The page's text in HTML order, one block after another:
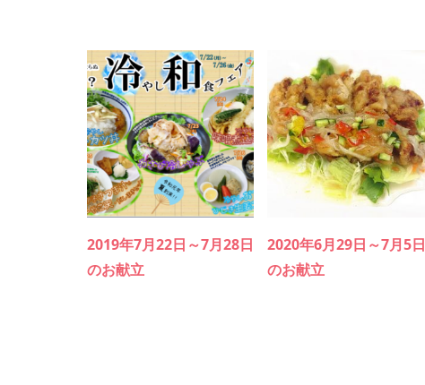
2019年7月22日～7月28日
のお献立
2020年6月29日～7月5日
のお献立